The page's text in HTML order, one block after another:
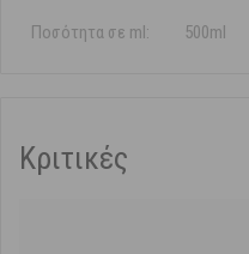
Ποσότητα σε ml: 500ml
Κριτικές